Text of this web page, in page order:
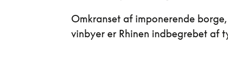
Omkranset af imponerende
vinbyer er Rhinen indbegrebet af